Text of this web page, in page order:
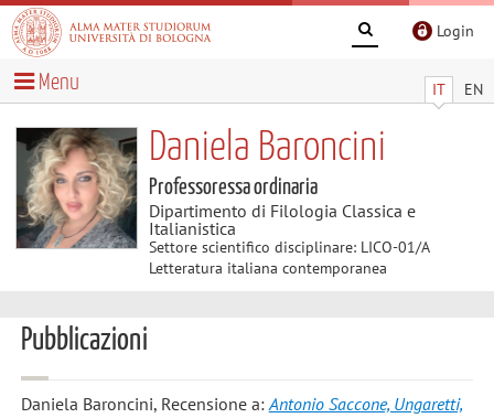
Login
IT EN
Menu
Daniela Baroncini
Professoressa ordinaria
Dipartimento di Filologia Classica e
Italianistica
Settore scientifico disciplinare: LICO-01/A
Letteratura italiana contemporanea
Pubblicazioni
Daniela Baroncini, Recensione a:Antonio Saccone, Ungaretti,